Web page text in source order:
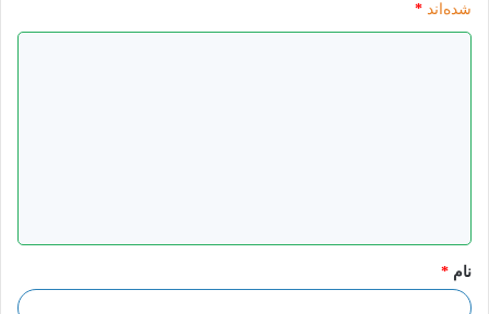
المنجی فی کلام النبی أشعیاء
بعده ” فکره الماشیح ” بقیت بفضل قوته و وظیفه الماشیح أصبحت وظیفه
عالمیه .
شده‌اند *
*
نام *